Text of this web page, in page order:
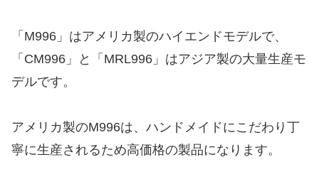
「M996」はアメリカ製のハイエンドモデルで、
「CM996」と「MRL996」はアジア製の大量生産モ
デルです。
アメリカ製のM996は、ハンドメイドにこだわり丁
寧に生産されるため高価格の製品になります。